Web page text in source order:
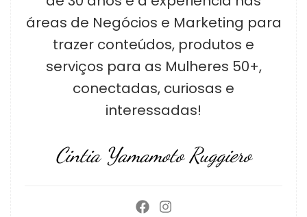
áreas de Negócios e Marketing para
trazer conteúdos, produtos e
serviços para as Mulheres 50+,
conectadas, curiosas e
interessadas!
Cintia Yamamoto Ruggiero